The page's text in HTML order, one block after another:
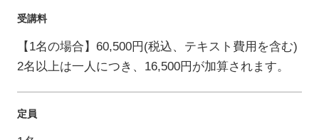
受講料
【1名の場合】60,500円(税込、テキスト費用を含む)
2名以上は一人につき、16,500円が加算されます。
定員